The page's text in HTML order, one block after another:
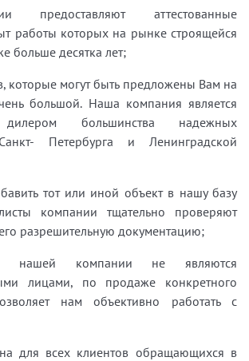
предоставляют аттестованные
работы которых на рынке строящейся
больше десятка лет;
которые могут быть предложены Вам на
большой. Наша компания является
большинства надежных
Петербурга и Ленинградской
тот или иной объект в нашу базу
компании тщательно проверяют
разрешительную документацию;
нашей компании не являются
лицами, по продаже конкретного
нам объективно работать с
для всех клиентов обращающихся в